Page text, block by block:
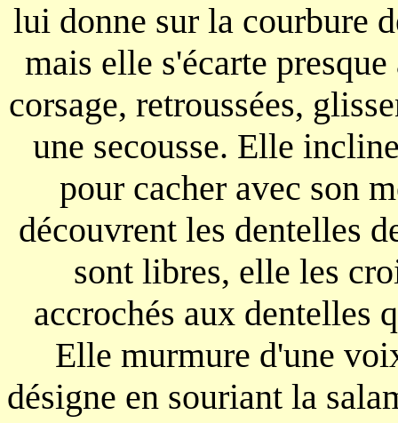
lui donne sur la courbure
mais elle s'écarte
corsage, retroussées,
une secousse. Elle
pour cacher avec son
découvrent les dentelles
sont libres, elle les
accrochés aux dentelles
Elle murmure d'une
désigne en souriant la